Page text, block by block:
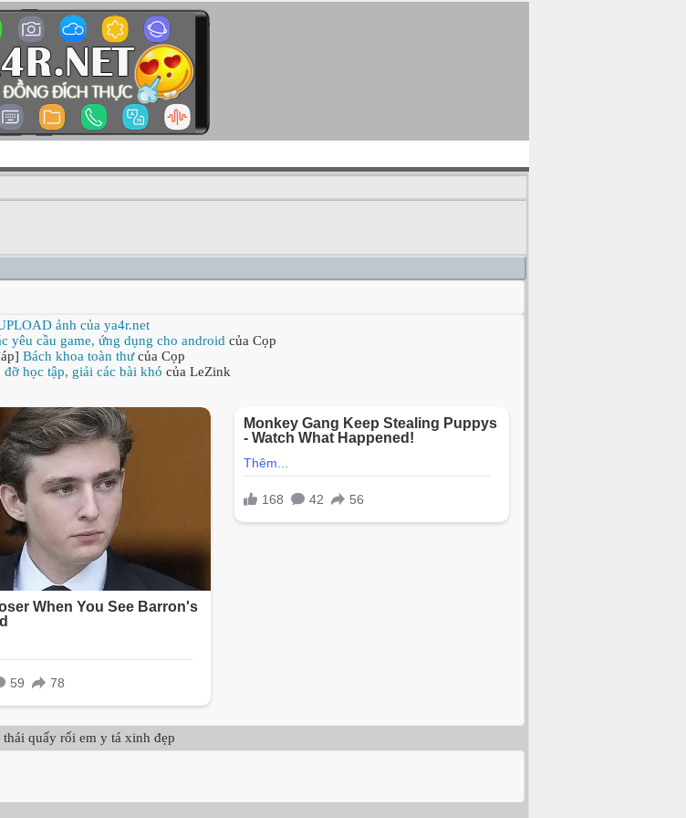
ảnh của ya4r.net
yêu cầu game, ứng dụng cho android của Cọp
Bách khoa toàn thưcủa Cọp
đỡ học tập, giải các bài khó của LeZink
quấy rối em y tá xinh đẹp